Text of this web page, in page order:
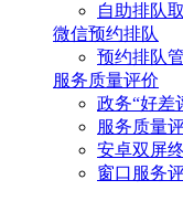
自助排队
微信预约排队
预约排队
服务质量评价
政务“好差
服务质量
安卓双屏
窗口服务